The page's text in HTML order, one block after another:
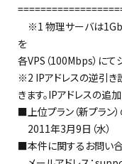
※1 物理サーバは
を
各VPS（100Mbps）にて
※2 IPアドレスの逆引き
きます。IPアドレスの追
■上位プラン（新プラン
2011年3月9日（水）
■本件に関するお問い